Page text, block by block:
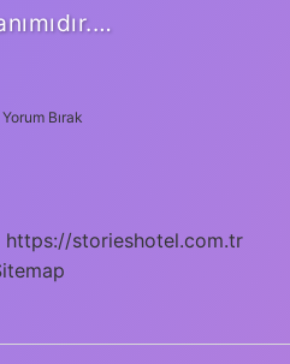
Yorum Bırak
https://storieshotel.com.tr